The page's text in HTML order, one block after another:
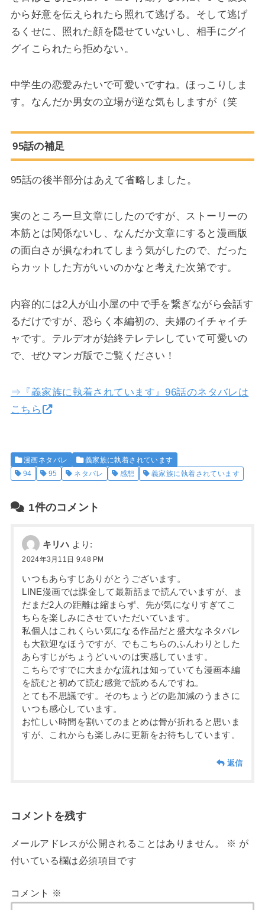
から好意を伝えられたら照れて逃げる。そして逃げ
るくせに、照れた顔を隠せていないし、相手にグイ
グイこられたら拒めない。
中学生の恋愛みたいで可愛いですね。ほっこりしま
す。なんだか男女の立場が逆な気もしますが（笑
95話の補足
95話の後半部分はあえて省略しました。
実のところ一旦文章にしたのですが、ストーリーの
本筋とは関係ないし、なんだか文章にすると漫画版
の面白さが損なわれてしまう気がしたので、だった
らカットした方がいいのかなと考えた次第です。
内容的には2人が山小屋の中で手を繋ぎながら会話す
るだけですが、恐らく本編初の、夫婦のイチャイチ
ャです。テルデオが始終テレテレしていて可愛いの
で、ぜひマンガ版でご覧ください！
⇒『義家族に執着されています』96話のネタバレは
こちら
漫画ネタバレ
義家族に執着されています
94
95 ネタバレ 感想 義家族に執着されています
1件のコメント
キリハ より:
2024年3月11日 9:48 PM
いつもあらすじありがとうございます。
LINE漫画では課金して最新話まで読んでいますが、ま
だまだ2人の距離は縮まらず、先が気になりすぎてこ
ちらを楽しみにさせていただいています。
私個人はこれくらい気になる作品だと盛大なネタバレ
も大歓迎なほうですが、でもこちらのふんわりとした
あらすじがちょうどいいのは実感しています。
こちらですでに大まかな流れは知っていても漫画本編
を読むと初めて読む感覚で読めるんですね。
とても不思議です。そのちょうどの匙加減のうまさに
いつも感心しています。
お忙しい時間を割いてのまとめは骨が折れると思いま
すが、これからも楽しみに更新をお待ちしています。
返信
コメントを残す
メールアドレスが公開されることはありません。 ※ が
付いている欄は必須項目です
コメント ※